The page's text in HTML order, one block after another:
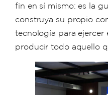
fin en sí mismo: es la
construya su propio
tecnología para ejercer
producir todo aquello